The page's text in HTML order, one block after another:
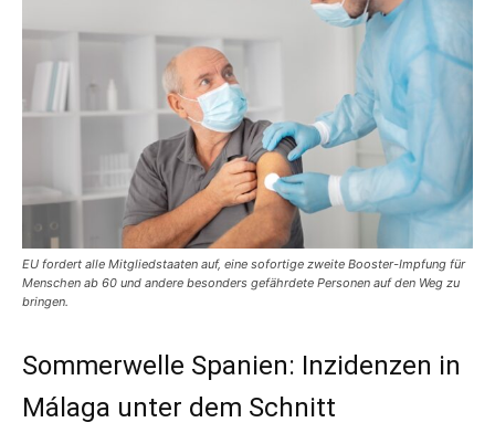
EU fordert alle Mitgliedstaaten auf, eine sofortige zweite Booster-Impfung für
Menschen ab 60 und andere besonders gefährdete Personen auf den Weg zu
bringen.
Sommerwelle Spanien: Inzidenzen in
Málaga unter dem Schnitt